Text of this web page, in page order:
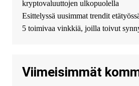
финансирование в долг без
избыточных вопросов и
документов? Тогда обратитесь
guest_4889 :Cmon Suomi 👏
kryptovaluuttojen ulkopuolella
Esittelyssä uusimmat trendit
5 toimivaa vinkkiä, joilla toivut
Viimeisimmät